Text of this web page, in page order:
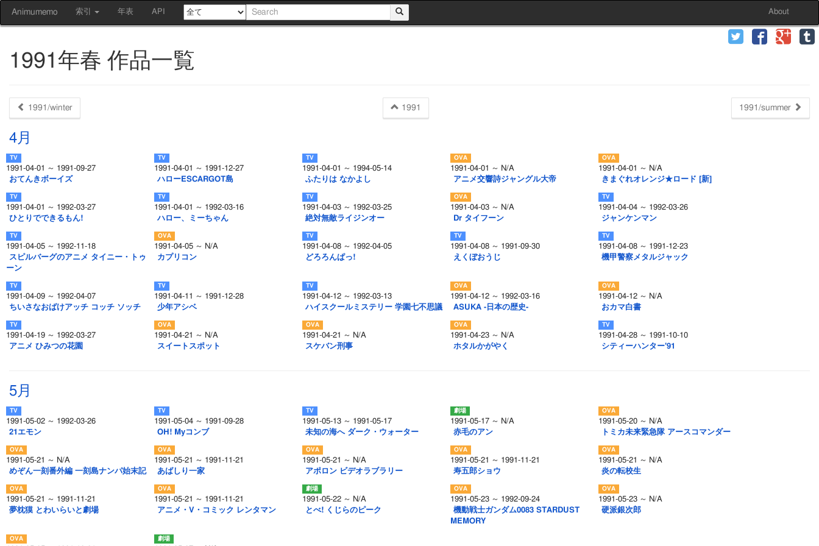
Animumemo 索引 年表 API About
1991年春 作品一覧
1991/winter 1991 1991/summer
4月
1991-04-01 ～ 1991-09-27
おてんきボーイズ
1991-04-01 ～ 1991-12-27
ハローESCARGOT島
1991-04-01 ～ 1994-05-14
ふたりは なかよし
1991-04-01 ～ N/A
アニメ交響詩ジャングル大帝
1991-04-01 ～ N/A
きまぐれオレンジ★ロード [新]
1991-04-01 ～ 1992-03-27
ひとりでできるもん!
1991-04-01 ～ 1992-03-16
ハロー、ミーちゃん
1991-04-03 ～ 1992-03-25
絶対無敵ライジンオー
1991-04-03 ～ N/A
Dr タイフーン
1991-04-04 ～ 1992-03-26
ジャンケンマン
1991-04-05 ～ 1992-11-18
スピルバーグのアニメ タイニー・トゥ
ーン
1991-04-05 ～ N/A
カプリコン
1991-04-08 ～ 1992-04-05
どろろんぱっ!
1991-04-08 ～ 1991-09-30
えくぼおうじ
1991-04-08 ～ 1991-12-23
機甲警察メタルジャック
1991-04-09 ～ 1992-04-07
ちいさなおばけアッチ コッチ ソッチ
1991-04-11 ～ 1991-12-28
少年アシベ
1991-04-12 ～ 1992-03-13
ハイスクールミステリー 学園七不思議
1991-04-12 ～ 1992-03-16
ASUKA -日本の歴史-
1991-04-12 ～ N/A
おカマ白書
1991-04-19 ～ 1992-03-27
アニメ ひみつの花園
1991-04-21 ～ N/A
スイートスポット
1991-04-21 ～ N/A
スケバン刑事
1991-04-23 ～ N/A
ホタルかがやく
1991-04-28 ～ 1991-10-10
シティーハンター'91
5月
1991-05-02 ～ 1992-03-26
21エモン
1991-05-04 ～ 1991-09-28
OH! Myコンブ
1991-05-13 ～ 1991-05-17
未知の海へ ダーク・ウォーター
1991-05-17 ～ N/A
赤毛のアン
1991-05-20 ～ N/A
トミカ未来緊急隊 アースコマンダー
1991-05-21 ～ N/A
めぞん一刻番外編 一刻島ナンパ始末記
1991-05-21 ～ 1991-11-21
あばしり一家
1991-05-21 ～ N/A
アポロン ビデオラブラリー
1991-05-21 ～ 1991-11-21
寿五郎ショウ
1991-05-21 ～ N/A
炎の転校生
1991-05-21 ～ 1991-11-21
夢枕獏 とわいらいと劇場
1991-05-21 ～ 1991-11-21
アニメ・V・コミック レンタマン
1991-05-22 ～ N/A
とべ! くじらのピーク
1991-05-23 ～ 1992-09-24
機動戦士ガンダム0083 STARDUST
MEMORY
1991-05-23 ～ N/A
硬派銀次郎